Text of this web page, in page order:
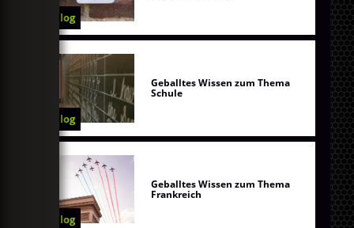
Blog
Blog
Geballtes Wissen zum Thema
Schule
Blog
Geballtes Wissen zum Thema
Frankreich